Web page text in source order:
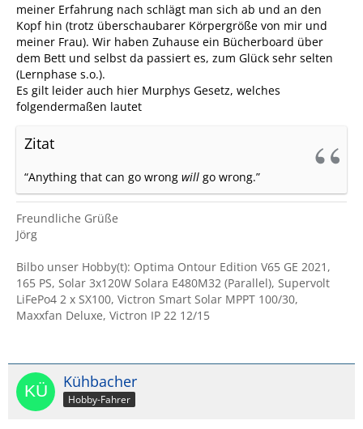
meiner Erfahrung nach schlägt man sich ab und an den
Kopf hin (trotz überschaubarer Körpergröße von mir und
meiner Frau). Wir haben Zuhause ein Bücherboard über
dem Bett und selbst da passiert es, zum Glück sehr selten
(Lernphase s.o.).
Es gilt leider auch hier Murphys Gesetz, welches
folgendermaßen lautet
Zitat
“Anything that can go wrong will go wrong.”
Freundliche Grüße
Jörg
Bilbo unser Hobby(t): Optima Ontour Edition V65 GE 2021,
165 PS, Solar 3x120W Solara E480M32 (Parallel), Supervolt
LiFePo4 2 x SX100, Victron Smart Solar MPPT 100/30,
Maxxfan Deluxe, Victron IP 22 12/15
Kühbacher
Hobby-Fahrer